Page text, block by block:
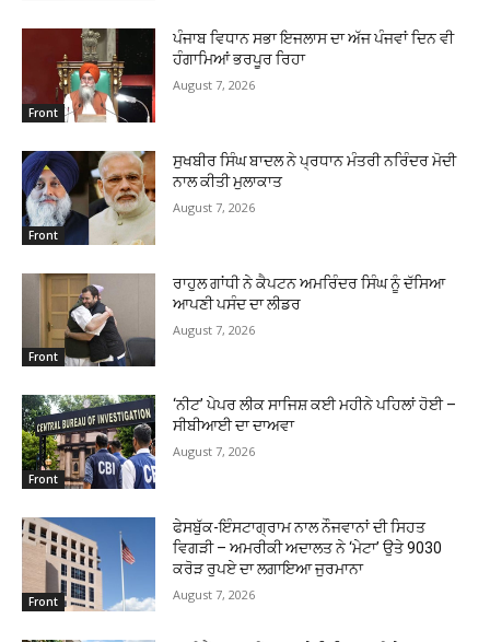
Front
ਪੰਜਾਬ ਵਿਧਾਨ ਸਭਾ ਇਜਲਾਸ ਦਾ ਅੱਜ ਪੰਜਵਾਂ ਦਿਨ ਵੀ
ਹੰਗਾਮਿਆਂ ਭਰਪੂਰ ਰਿਹਾ
August 7, 2026
Front
ਸੁਖਬੀਰ ਸਿੰਘ ਬਾਦਲ ਨੇ ਪ੍ਰਧਾਨ ਮੰਤਰੀ ਨਰਿੰਦਰ ਮੋਦੀ
ਨਾਲ ਕੀਤੀ ਮੁਲਾਕਾਤ
August 7, 2026
Front
ਰਾਹੁਲ ਗਾਂਧੀ ਨੇ ਕੈਪਟਨ ਅਮਰਿੰਦਰ ਸਿੰਘ ਨੂੰ ਦੱਸਿਆ
ਆਪਣੀ ਪਸੰਦ ਦਾ ਲੀਡਰ
August 7, 2026
Front
‘ਨੀਟ’ ਪੇਪਰ ਲੀਕ ਸਾਜਿਸ਼ ਕਈ ਮਹੀਨੇ ਪਹਿਲਾਂ ਹੋਈ –
ਸੀਬੀਆਈ ਦਾ ਦਾਅਵਾ
August 7, 2026
Front
ਫੇਸਬੁੱਕ-ਇੰਸਟਾਗ੍ਰਾਮ ਨਾਲ ਨੌਜਵਾਨਾਂ ਦੀ ਸਿਹਤ
ਵਿਗੜੀ – ਅਮਰੀਕੀ ਅਦਾਲਤ ਨੇ ‘ਮੇਟਾ’ ਉਤੇ 9030
ਕਰੋੜ ਰੁਪਏ ਦਾ ਲਗਾਇਆ ਜੁਰਮਾਨਾ
August 7, 2026